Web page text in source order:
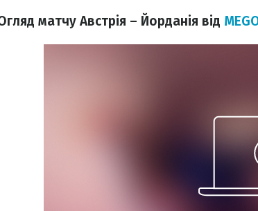
матчу Австрія – Йорданія від